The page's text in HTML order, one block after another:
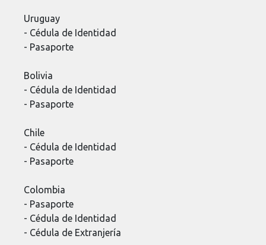
Uruguay
- Cédula de Identidad
- Pasaporte
Bolivia
- Cédula de Identidad
- Pasaporte
Chile
- Cédula de Identidad
- Pasaporte
Colombia
- Pasaporte
- Cédula de Identidad
- Cédula de Extranjería